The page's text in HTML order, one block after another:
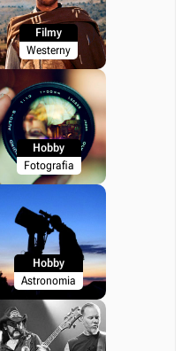
Filmy
Westerny
Hobby
Fotografia
Hobby
Astronomia